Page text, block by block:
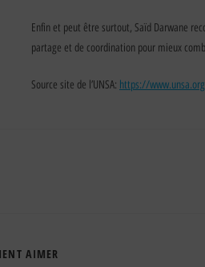
Enfin et peut être surtout, Saïd Darwane
partage et de coordination pour mieux
Source site de l’UNSA: https://
AIMER